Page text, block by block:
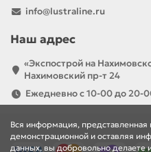
Вся информация, представленная
демонстрационной и оставляя
данных, вы добровольно делаете
info@lustraline.ru
Наш адрес
«Экспострой на
Нахимовский пр-т 24
Ежедневно с 10-00 до 20-